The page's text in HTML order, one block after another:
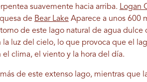
suavemente hacia arriba. Logan
de Bear Lake Aparece a unos 600
de este lago natural de agua dulce
luz del cielo, lo que provoca que el
clima, el viento y la hora del día.
de este extenso lago, mientras que